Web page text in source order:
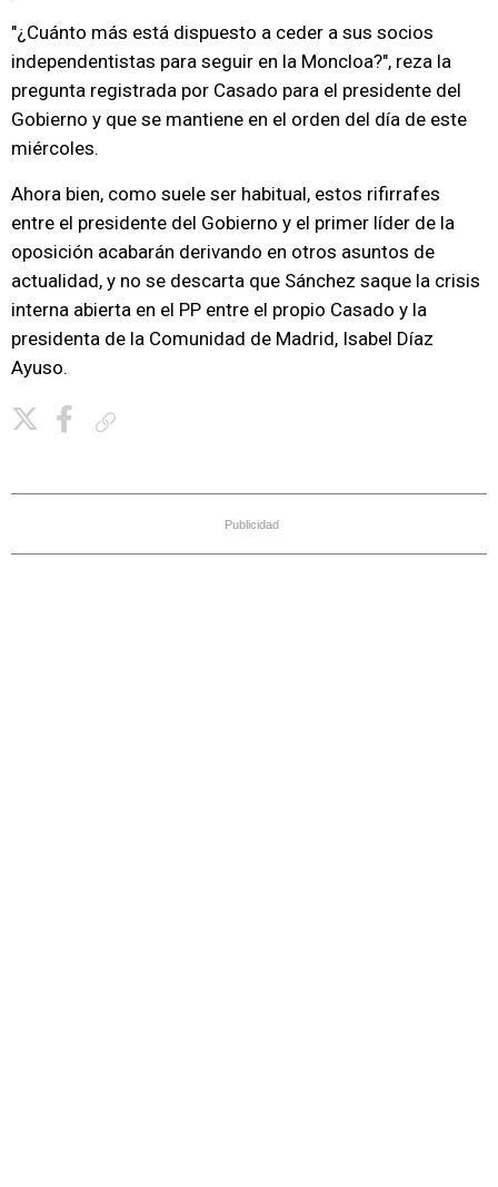
"¿Cuánto más está dispuesto a ceder a sus socios
independentistas para seguir en la Moncloa?", reza la
pregunta registrada por Casado para el presidente del
Gobierno y que se mantiene en el orden del día de este
miércoles.
Ahora bien, como suele ser habitual, estos rifirrafes
entre el presidente del Gobierno y el primer líder de la
oposición acabarán derivando en otros asuntos de
actualidad, y no se descarta que Sánchez saque la crisis
interna abierta en el PP entre el propio Casado y la
presidenta de la Comunidad de Madrid, Isabel Díaz
Ayuso.
Publicidad